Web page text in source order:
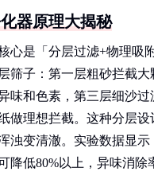
器原理大揭秘
心是「分层过滤+物理吸
筛子：第一层粗砂拦截大
味和色素，第三层细沙
做理想拦截。这种分层
浊变清澈。实验数据显
降低80%以上，异味消除